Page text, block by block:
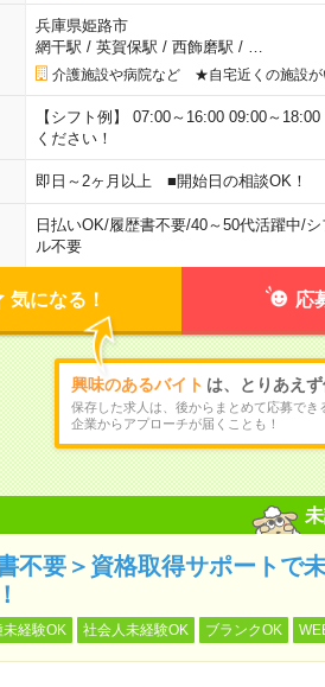
兵庫県姫路市
網干駅 / 英賀保駅 / 西飾磨駅 /
介護施設や病院など ★自宅近くの施設が
【シフト例】 07:00～16:00 09:00～
ください！
即日～2ヶ月以上 ■開始日の相談OK！
日払いOK/履歴書不要/40～50代活躍中/シ
ル不要
気になる！ 応
興味のあるバイト は、とりあえ
保存した求人は、後からまとめて応募でき
企業からアプローチが届くことも！
不要＞資格取得サポートで
未経験OK 社会人未経験OK ブランクOK